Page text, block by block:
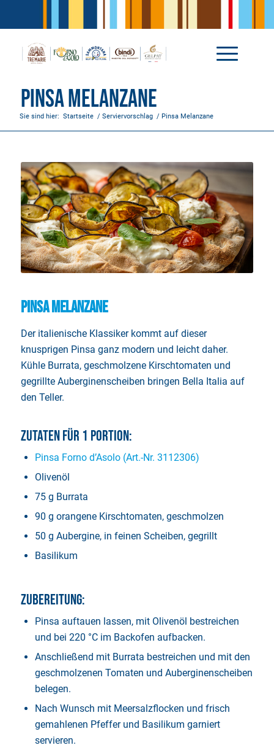
Pinsa Melanzane
Sie sind hier: Startseite / Serviervorschlag / Pinsa Melanzane
Pinsa Melanzane
Der italienische Klassiker kommt auf dieser
knusprigen Pinsa ganz modern und leicht daher.
Kühle Burrata, geschmolzene Kirschtomaten und
gegrillte Auberginenscheiben bringen Bella Italia auf
den Teller.
Zutaten für 1 Portion:
Pinsa Forno d’Asolo (Art.-Nr. 3112306)
Olivenöl
75 g Burrata
90 g orangene Kirschtomaten, geschmolzen
50 g Aubergine, in feinen Scheiben, gegrillt
Basilikum
Zubereitung:
Pinsa auftauen lassen, mit Olivenöl bestreichen
und bei 220 °C im Backofen aufbacken.
Anschließend mit Burrata bestreichen und mit den
geschmolzenen Tomaten und Auberginenscheiben
belegen.
Nach Wunsch mit Meersalzflocken und frisch
gemahlenen Pfeffer und Basilikum garniert
servieren.